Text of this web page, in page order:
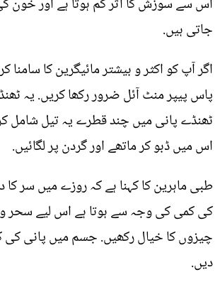
جاتی ہیں.
اگر آپ کو اکثر و بیشتر مائیگرین کا سامنا
پاس پیپر منٹ آئل ضرور رکھا کریں. یہ
ٹھنڈے پانی میں چند قطرے یہ تیل شامل
اس میں ڈبو کر ماتھے اور گردن پر لگائیں.
طبی ماہرین کا کہنا ہے کہ روزے میں سر کا
کی کمی کی وجہ سے ہوتا ہے اس لیے سحر و
چیزوں کا خیال رکھیں. جسم میں پانی کی
دیں.